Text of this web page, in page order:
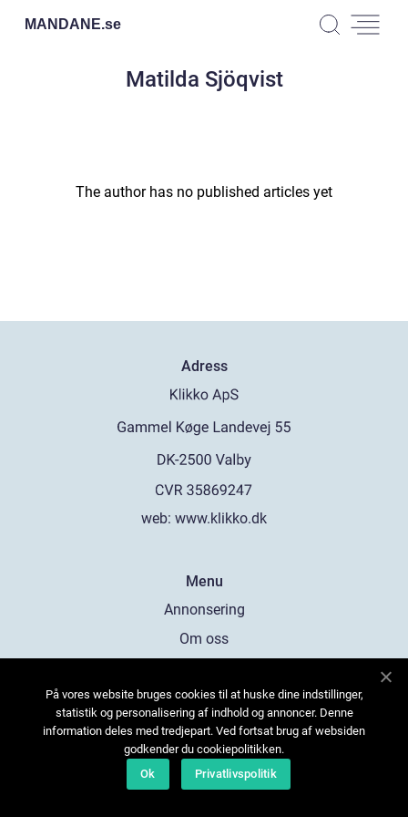
MANDANE.se
Matilda Sjöqvist
The author has no published articles yet
Adress
web: www.klikko.dk
Menu
Annonsering
Om oss
Kontakta oss
Sitemap
På vores website bruges cookies til at huske dine indstillinger,
statistik og personalisering af indhold og annoncer. Denne
information deles med tredjepart. Ved fortsat brug af websiden
godkender du cookiepolitikken.
Ok
Privatlivspolitik